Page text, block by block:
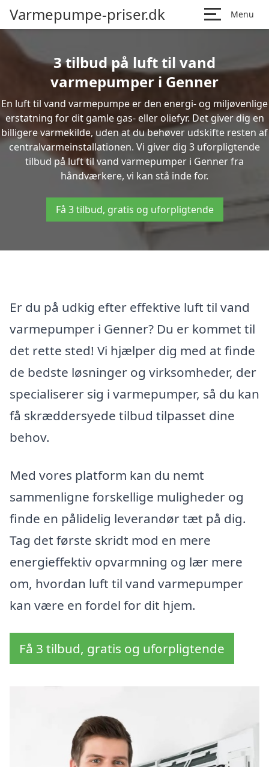
Varmepumpe-priser.dk Menu
3 tilbud på luft til vand
varmepumper i Genner
En luft til vand varmepumpe er den energi- og miljøvenlige
erstatning for dit gamle gas- eller oliefyr. Det giver dig en
billigere varmekilde, uden at du behøver udskifte resten af
centralvarmeinstallationen. Vi giver dig 3 uforpligtende
tilbud på luft til vand varmepumper i Genner fra
håndværkere, vi kan stå inde for.
Få 3 tilbud, gratis og uforpligtende
Er du på udkig efter effektive luft til vand
varmepumper i Genner? Du er kommet til
det rette sted! Vi hjælper dig med at finde
de bedste løsninger og virksomheder, der
specialiserer sig i varmepumper, så du kan
få skræddersyede tilbud tilpasset dine
behov.
Med vores platform kan du nemt
sammenligne forskellige muligheder og
finde en pålidelig leverandør tæt på dig.
Tag det første skridt mod en mere
energieffektiv opvarmning og lær mere
om, hvordan luft til vand varmepumper
kan være en fordel for dit hjem.
Få 3 tilbud, gratis og uforpligtende